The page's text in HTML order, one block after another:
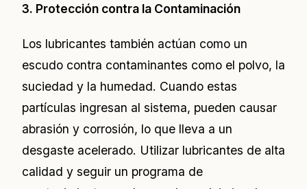
3. Protección contra la Contaminación
Los lubricantes también actúan como un
escudo contra contaminantes como el polvo, la
suciedad y la humedad. Cuando estas
partículas ingresan al sistema, pueden causar
abrasión y corrosión, lo que lleva a un
desgaste acelerado. Utilizar lubricantes de alta
calidad y seguir un programa de